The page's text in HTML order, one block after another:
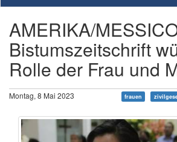
AMERIKA/
Bistumszeitschrift
Rolle der Frau und
Montag, 8 Mai 2023 frauen